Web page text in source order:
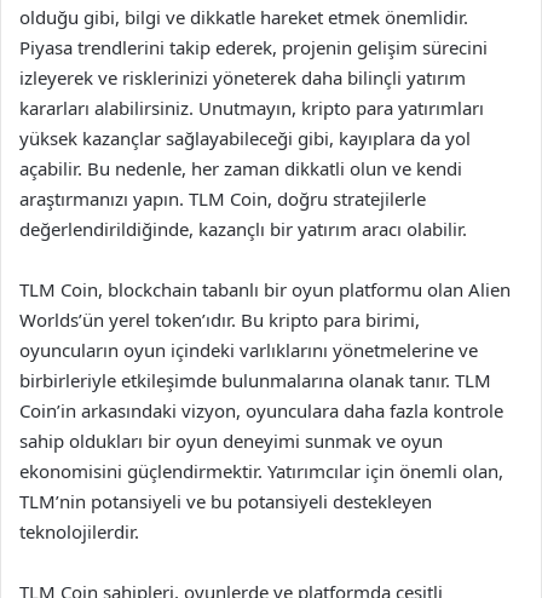
olduğu gibi, bilgi ve dikkatle hareket etmek önemlidir.
Piyasa trendlerini takip ederek, projenin gelişim sürecini
izleyerek ve risklerinizi yöneterek daha bilinçli yatırım
kararları alabilirsiniz. Unutmayın, kripto para yatırımları
yüksek kazançlar sağlayabileceği gibi, kayıplara da yol
açabilir. Bu nedenle, her zaman dikkatli olun ve kendi
araştırmanızı yapın. TLM Coin, doğru stratejilerle
değerlendirildiğinde, kazançlı bir yatırım aracı olabilir.
TLM Coin, blockchain tabanlı bir oyun platformu olan Alien
Worlds’ün yerel token’ıdır. Bu kripto para birimi,
oyuncuların oyun içindeki varlıklarını yönetmelerine ve
birbirleriyle etkileşimde bulunmalarına olanak tanır. TLM
Coin’in arkasındaki vizyon, oyunculara daha fazla kontrole
sahip oldukları bir oyun deneyimi sunmak ve oyun
ekonomisini güçlendirmektir. Yatırımcılar için önemli olan,
TLM’nin potansiyeli ve bu potansiyeli destekleyen
teknolojilerdir.
TLM Coin sahipleri, oyunlerde ve platformda çeşitli